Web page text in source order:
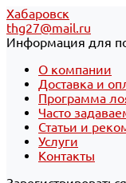
Хабаровск
thg27@mail.ru
Информация для
О компании
Доставка и
Программа
Часто
Статьи и
Услуги
Контакты